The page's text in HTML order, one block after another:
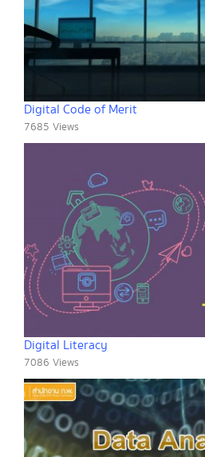
Digital Code of Merit
7685 Views
Digital Literacy
7086 Views